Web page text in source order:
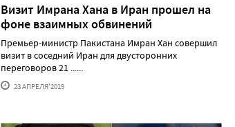
Визит Имрана Хана в Иран прошел на
фоне взаимных обвинений
Премьер-министр Пакистана Имран Хан совершил
визит в соседний Иран для двусторонних
переговоров 21 ......
23 АПРЕЛЯ'2019